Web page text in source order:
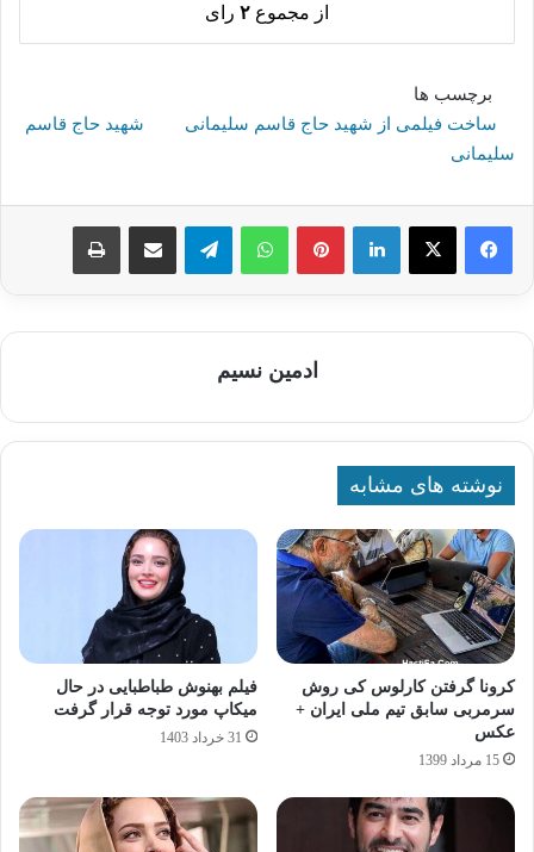
از مجموع ۲ رای
برچسب ها
ساخت فیلمی از شهید حاج قاسم سلیمانی
شهید حاج قاسم
سلیمانی
لینکدین پینترستواتس آپ تلگرام اشتراک گذاری از طریق ایمیل چاپ
ادمین نسیم
نوشته های مشابه
کرونا گرفتن کارلوس کی روش
سرمربی سابق تیم ملی ایران +
عکس
15 مرداد 1399
فیلم بهنوش طباطبایی در حال
میکاپ مورد توجه قرار گرفت
31 خرداد 1403